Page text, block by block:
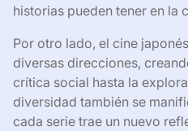
historias pueden tener en la
Por otro lado, el cine
diversas direcciones,
crítica social hasta la
diversidad también se
cada serie trae un nuevo